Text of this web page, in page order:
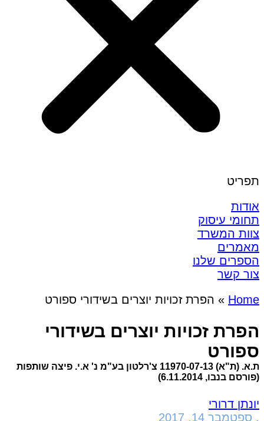
תפריט
אודות
תחומי עיסוק
צוות המשרד
מאמרים
הספרים שלנו
צור קשר
Home
» הפרת זכויות יוצרים בשידורי ספורט
הפרת זכויות יוצרים בשידורי
ספורט
ת.א. (ת"א) 11970-07-13 צ'רלטון בע"מ נ' א.י. פיצה שותפות
(פורסם בנבו, 6.11.2014)
יונתן דרורי
, ספטמבר 14, 2017